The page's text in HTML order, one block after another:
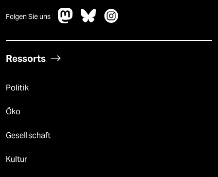
Folgen Sie uns
Ressorts
Politik
Öko
Gesellschaft
Kultur